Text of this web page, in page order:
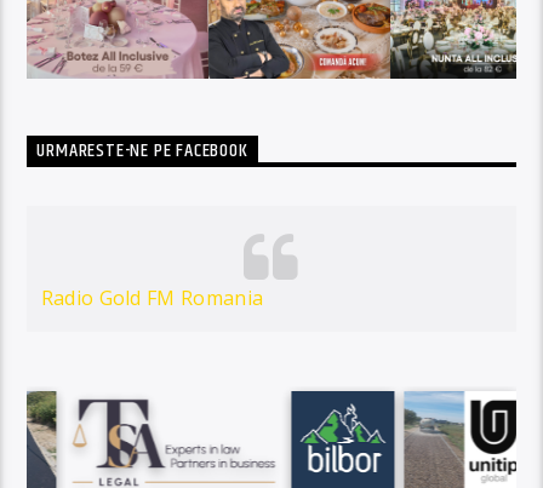
URMARESTE-NE PE FACEBOOK
Radio Gold FM Romania